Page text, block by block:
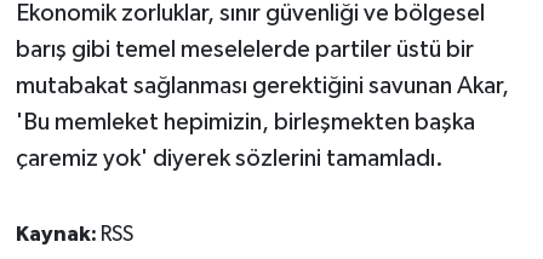
Ekonomik zorluklar, sınır güvenliği ve bölgesel
barış gibi temel meselelerde partiler üstü bir
mutabakat sağlanması gerektiğini savunan Akar,
'Bu memleket hepimizin, birleşmekten başka
çaremiz yok' diyerek sözlerini tamamladı.
Kaynak: RSS